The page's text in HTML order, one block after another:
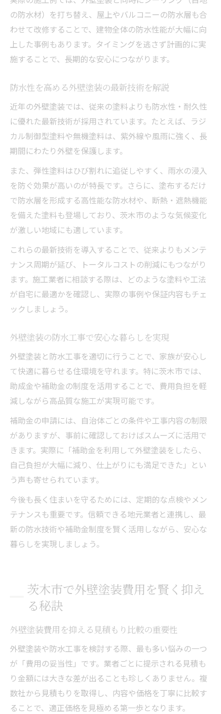
の防水材）を打ち替え、屋上やバルコニーの防水層も合
わせて改修することで、建物全体の防水性能が大幅に向
上した事例もあります。タイミングを逃さず計画的に実
施することで、長期的な安心につながります。
防水性を高める外壁塗装の最新技術を解説
近年の外壁塗装では、従来の塗料よりも防水性・耐久性
に優れた最新技術が採用されています。たとえば、ラジ
カル制御型塗料や無機塗料は、紫外線や風雨に強く、長
期間にわたり外壁を保護します。
また、弾性塗料はひび割れに追従しやすく、雨水の浸入
を防ぐ効果が高いのが特長です。さらに、塗布するだけ
で防水層を形成する高性能な防水材や、断熱・遮熱機能
を備えた塗料も登場しており、茨木市のような気候変化
が激しい地域にも適しています。
これらの最新技術を導入することで、従来よりもメンテ
ナンス周期が延び、トータルコストの削減にもつながり
ます。施工業者に相談する際は、どのような塗料や工法
が自宅に最適かを確認し、実際の事例や保証内容もチェ
ックしましょう。
外壁塗装の防水工事で安心な暮らしを実現
外壁塗装と防水工事を適切に行うことで、家族が安心し
て快適に暮らせる住環境を守れます。特に茨木市では、
助成金や補助金の制度を活用することで、費用負担を軽
減しながら高品質な施工が実現可能です。
補助金の申請には、自治体ごとの条件や工事内容の制限
がありますが、事前に確認しておけばスムーズに活用で
きます。実際に「補助金を利用して外壁塗装をしたら、
自己負担が大幅に減り、仕上がりにも満足できた」とい
う声も寄せられています。
今後も長く住まいを守るためには、定期的な点検やメン
テナンスも重要です。信頼できる地元業者と連携し、最
新の防水技術や補助金制度を賢く活用しながら、安心な
暮らしを実現しましょう。
茨木市で外壁塗装費用を賢く抑え
る秘訣
外壁塗装費用を抑える見積もり比較の重要性
外壁塗装や防水工事を検討する際、最も多い悩みの一つ
が「費用の妥当性」です。業者ごとに提示される見積も
り金額には大きな差が出ることも珍しくありません。複
数社から見積もりを取得し、内容や価格を丁寧に比較す
ることで、適正価格を見極める第一歩となります。